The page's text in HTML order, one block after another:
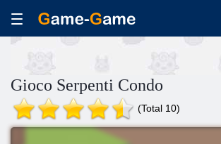
Gioco Serpenti Condo
(Total 10)